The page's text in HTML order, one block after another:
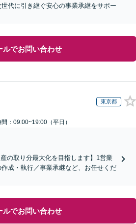
代に引き継ぐ安心の事業承継をサポー
ルでお問い合わせ
東京都
：09:00~19:00（平日）
の取り分最大化を目指します】1営業
成・執行／事業承継など、お任せくだ
ルでお問い合わせ